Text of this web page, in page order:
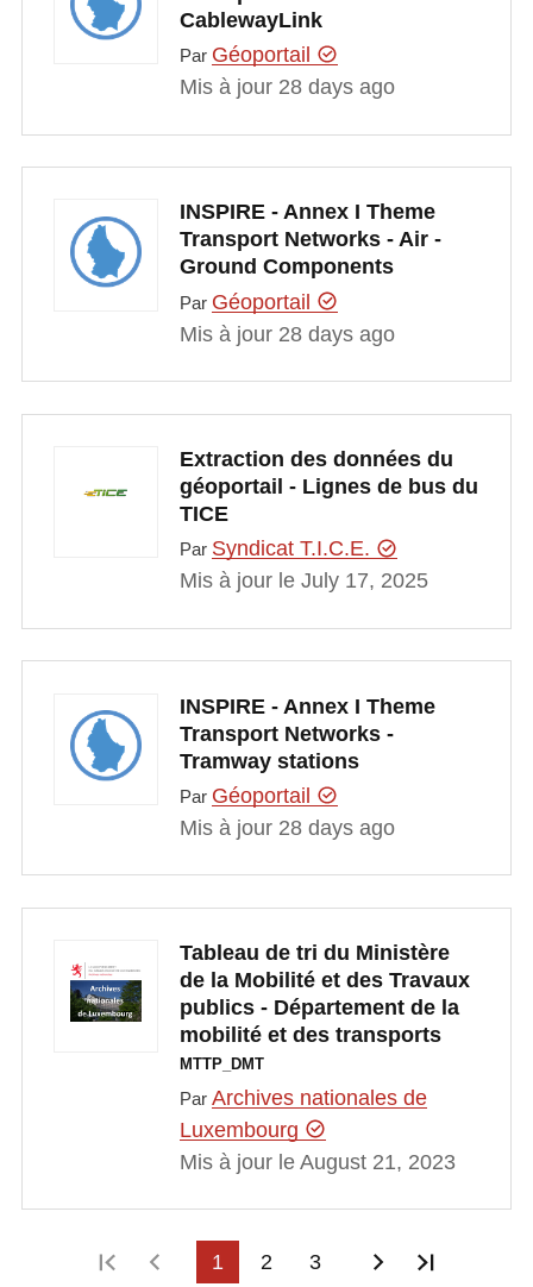
CablewayLink
Par Géoportail
Mis à jour 28 days ago
INSPIRE - Annex I Theme
Transport Networks - Air -
Ground Components
Par Géoportail
Mis à jour 28 days ago
Extraction des données du
géoportail - Lignes de bus du
TICE
Par Syndicat T.I.C.E.
Mis à jour le July 17, 2025
INSPIRE - Annex I Theme
Transport Networks -
Tramway stations
Par Géoportail
Mis à jour 28 days ago
Tableau de tri du Ministère
de la Mobilité et des Travaux
publics - Département de la
mobilité et des transports
MTTP_DMT
Par Archives nationales de
Luxembourg
Mis à jour le August 21, 2023
Première page
Page précédente
1 2 3 Page